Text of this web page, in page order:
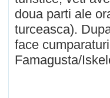
doua parti ale
turceasca).
face
Famagusta/